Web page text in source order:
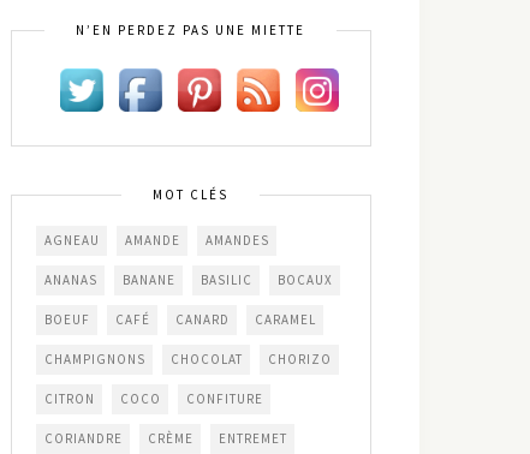
N’EN PERDEZ PAS UNE MIETTE
MOT CLÉS
AGNEAU AMANDE AMANDES
ANANAS BANANE BASILIC BOCAUX
BOEUF CAFÉ CANARD CARAMEL
CHAMPIGNONS CHOCOLAT CHORIZO
CITRON COCO CONFITURE
CORIANDRE CRÈME ENTREMET